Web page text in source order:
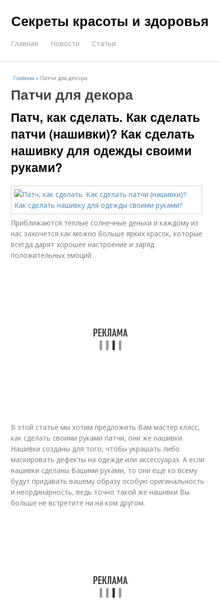
Секреты красоты и здоровья
Главная Новости Статьи
Главная » Патчи для декора
Патчи для декора
Патч, как сделать. Как сделать
патчи (нашивки)? Как сделать
нашивку для одежды своими
руками?
Приближаются теплые солнечные деньки и каждому из
нас захочется как можно больше ярких красок, которые
всегда дарят хорошее настроение и заряд
положительных эмоций.
В этой статье мы хотим предложить Вам мастер класс,
как сделать своими руками патчи, они же нашивки.
Нашивки созданы для того, чтобы украшать либо
маскировать дефекты на одежде или аксессуарах. А если
нашивки сделаны Вашими руками, то они еще ко всему
будут придавать вашему образу особую оригинальность
и неординарность, ведь точно такой же нашивки Вы
больше не встретите ни на ком другом.